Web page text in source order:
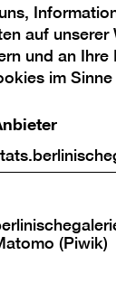
1900
ihren
auf
und an
im
(Piwik)